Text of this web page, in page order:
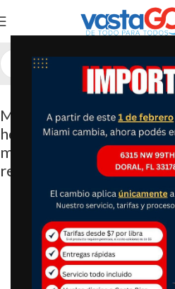
Máquina de vibración de
herramienta de
máquina de baldosas,
recargable (2 baterías)